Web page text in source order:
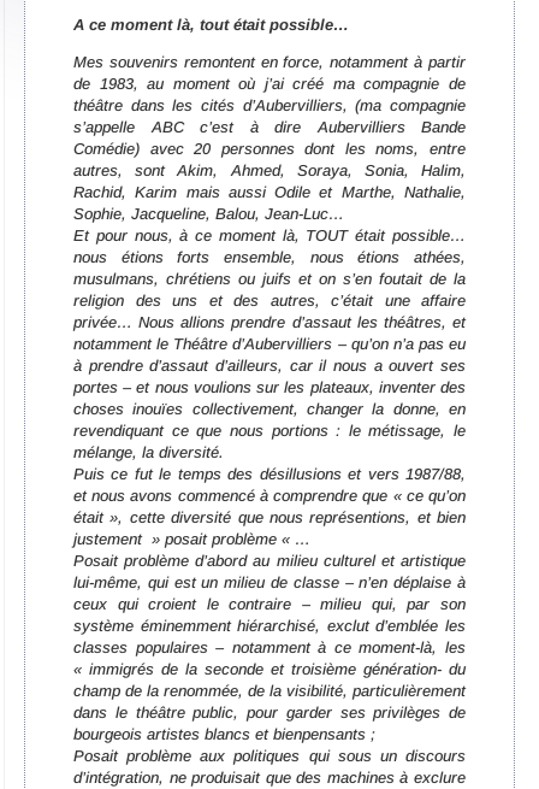
A ce moment là, tout était possible…
Mes souvenirs remontent en force, notamment à partir
de 1983, au moment où j’ai créé ma compagnie de
théâtre dans les cités d’Aubervilliers, (ma compagnie
s’appelle ABC c’est à dire Aubervilliers Bande
Comédie) avec 20 personnes dont les noms, entre
autres, sont Akim, Ahmed, Soraya, Sonia, Halim,
Rachid, Karim mais aussi Odile et Marthe, Nathalie,
Sophie, Jacqueline, Balou, Jean-Luc…
Et pour nous, à ce moment là, TOUTétait possible…
nous étions forts ensemble, nous étions athées,
musulmans, chrétiens ou juifs et on s’en foutait de la
religion des uns et des autres, c’était une affaire
privée… Nous allions prendre d’assaut les théâtres, et
notamment le Théâtre d’Aubervilliers – qu’on n’a pas eu
à prendre d’assaut d’ailleurs, car il nous a ouvert ses
portes – et nous voulions sur les plateaux, inventer des
choses inouïes collectivement, changer la donne, en
revendiquant ce que nous portions : le métissage, le
mélange, la diversité.
Puis ce fut le temps des désillusions et vers 1987/88,
et nous avons commencé à comprendre que « ce qu’on
était», cette diversité que nous représentions, et bien
justement » posait problème « …
Posait problème d’abord au milieu culturel et artistique
lui-même, qui est un milieu de classe – n’en déplaise à
ceux qui croient le contraire – milieu qui, par son
système éminemment hiérarchisé, exclut d’emblée les
classes populaires – notamment à ce moment-là, les
« immigrés de la seconde et troisième génération- du
champ de la renommée, de la visibilité, particulièrement
dans le théâtre public, pour garder ses privilèges de
bourgeois artistes blancs et bienpensants ;
Posait problème aux politiques qui sous un discours
d’intégration, ne produisait que des machines à exclure